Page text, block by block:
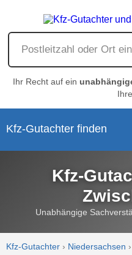
Ihr Recht auf ein
Kfz-Gutachter finden
Kfz-
Unabhängige
Kfz-Gutachter › Niedersachsen ›